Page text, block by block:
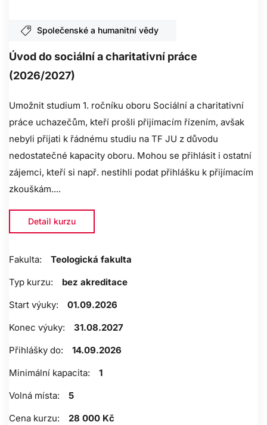
Společenské a humanitní vědy
Úvod do sociální a charitativní práce
(2026/2027)
Umožnit studium 1. ročníku oboru Sociální a charitativní
práce uchazečům, kteří prošli přijímacím řízením, avšak
nebyli přijati k řádnému studiu na TF JU z důvodu
nedostatečné kapacity oboru. Mohou se přihlásit i ostatní
zájemci, kteří si např. nestihli podat přihlášku k přijímacím
zkouškám....
Detail kurzu
Fakulta:
Teologická fakulta
Typ kurzu:
bez akreditace
Start výuky:
01.09.2026
Konec výuky:
31.08.2027
Přihlášky do:
14.09.2026
Minimální kapacita:
1
Volná místa:
5
Cena kurzu:
28 000 Kč